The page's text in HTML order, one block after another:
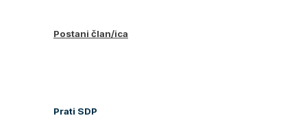
Postani član/ica
Prati SDP